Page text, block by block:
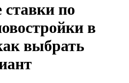
по
в
выбрать